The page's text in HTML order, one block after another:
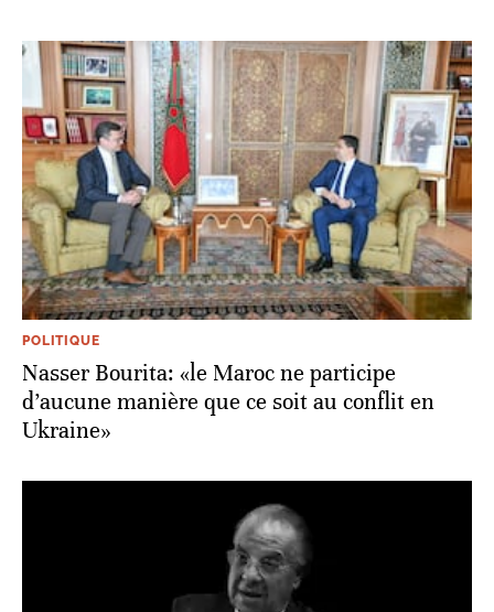
POLITIQUE
Nasser Bourita: «le Maroc ne participe
d’aucune manière que ce soit au conflit en
Ukraine»